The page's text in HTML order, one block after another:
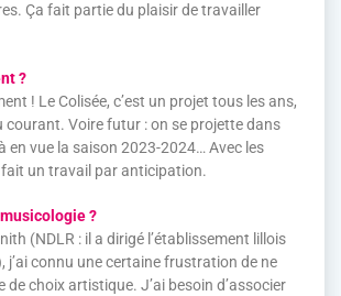
Ça fait partie du plaisir de travailler
?
! Le Colisée, c’est un projet tous les ans,
courant. Voire futur : on se projette dans
en vue la saison 2023-2024… Avec les
un travail par anticipation.
?
(NDLR : il a dirigé l’établissement lillois
j’ai connu une certaine frustration de ne
de choix artistique. J’ai besoin d’associer